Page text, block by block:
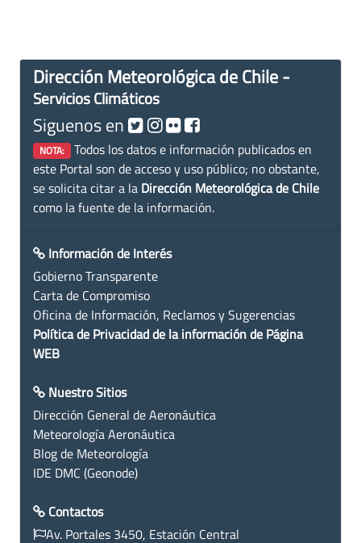
Dirección Meteorológica de Chile -
Servicios Climáticos
Siguenos en
NOTA: Todos los datos e información publicados en
este Portal son de acceso y uso público; no obstante,
se solicita citar a la Dirección Meteorológica de Chile
como la fuente de la información.
Información de Interés
Gobierno Transparente
Carta de Compromiso
Oficina de Información, Reclamos y Sugerencias
Política de Privacidad de la información de Página
WEB
Nuestro Sitios
Dirección General de Aeronáutica
Meteorología Aeronáutica
Blog de Meteorología
IDE DMC (Geonode)
Contactos
Av. Portales 3450, Estación Central